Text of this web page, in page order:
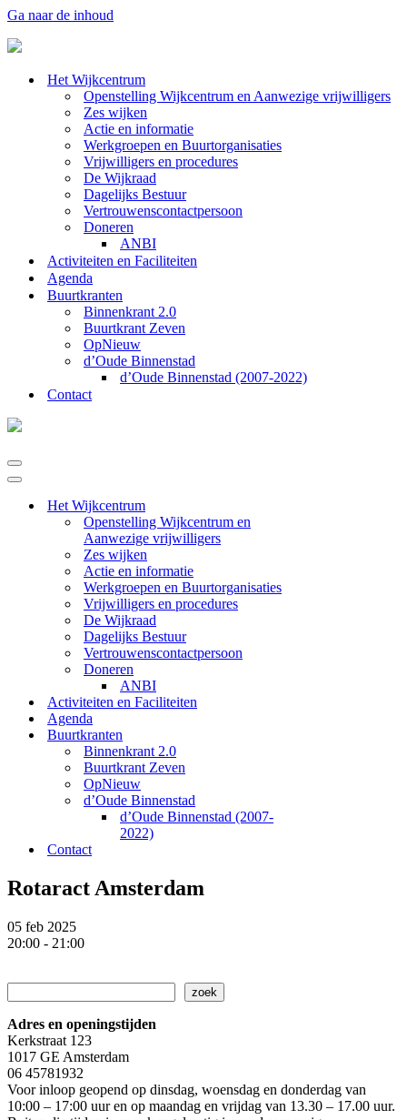
Ga naar de inhoud
Het Wijkcentrum
Openstelling Wijkcentrum en Aanwezige vrijwilligers
Zes wijken
Actie en informatie
Werkgroepen en Buurtorganisaties
Vrijwilligers en procedures
De Wijkraad
Dagelijks Bestuur
Vertrouwenscontactpersoon
Doneren
ANBI
Activiteiten en Faciliteiten
Agenda
Buurtkranten
Binnenkrant 2.0
Buurtkrant Zeven
OpNieuw
d’Oude Binnenstad
d’Oude Binnenstad (2007-2022)
Contact
Navigatie
Menu
Navigatie
Het Wijkcentrum
Openstelling Wijkcentrum en
Aanwezige vrijwilligers
Zes wijken
Actie en informatie
Werkgroepen en Buurtorganisaties
Vrijwilligers en procedures
De Wijkraad
Dagelijks Bestuur
Vertrouwenscontactpersoon
Doneren
ANBI
Activiteiten en Faciliteiten
Agenda
Buurtkranten
Binnenkrant 2.0
Buurtkrant Zeven
OpNieuw
d’Oude Binnenstad
d’Oude Binnenstad (2007-
2022)
Contact
Rotaract Amsterdam
05 feb 2025
20:00 - 21:00
zoek
Adres en openingstijden
Kerkstraat 123
1017 GE Amsterdam
06 45781932
Voor inloop geopend op dinsdag, woensdag en donderdag van
10:00 – 17:00 uur en op maandag en vrijdag van 13.30 – 17.00 uur.